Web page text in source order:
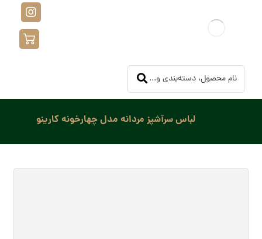
لباس سرآشپز مردانه مدل چهارخونه کارینو